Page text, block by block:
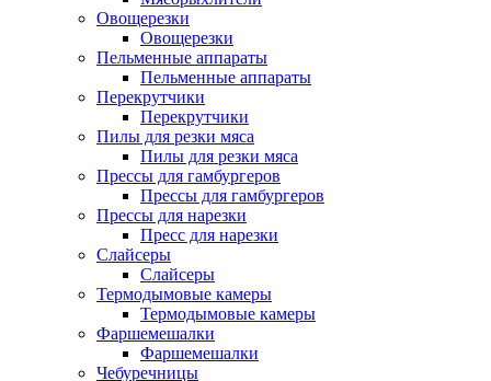
Овощерезки
Овощерезки
Пельменные аппараты
Пельменные аппараты
Перекрутчики
Перекрутчики
Пилы для резки мяса
Пилы для резки мяса
Прессы для гамбургеров
Прессы для гамбургеров
Прессы для нарезки
Пресс для нарезки
Слайсеры
Слайсеры
Термодымовые камеры
Термодымовые камеры
Фаршемешалки
Фаршемешалки
Чебуречницы